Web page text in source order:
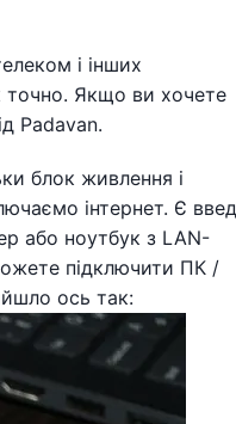
і інших
точно. Якщо ви хочете
Padavan.
блок живлення і
інтернет. Є
або ноутбук з LAN-
підключити ПК /
ось так: